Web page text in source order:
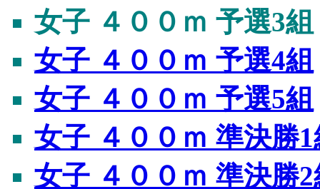
女子 ４００ｍ 予選3組
女子 ４００ｍ 予選4組
女子 ４００ｍ 予選5組
女子 ４００ｍ 準決勝1
女子 ４００ｍ 準決勝2